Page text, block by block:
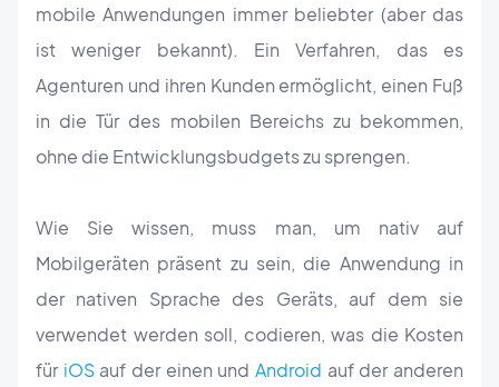
mobile Anwendungen immer beliebter (aber das
ist weniger bekannt). Ein Verfahren, das es
Agenturen und ihren Kunden ermöglicht, einen Fuß
in die Tür des mobilen Bereichs zu bekommen,
ohne die Entwicklungsbudgets zu sprengen.
Wie Sie wissen, muss man, um nativ auf
Mobilgeräten präsent zu sein, die Anwendung in
der nativen Sprache des Geräts, auf dem sie
verwendet werden soll, codieren, was die Kosten
für iOSauf der einen undAndroid auf der anderen